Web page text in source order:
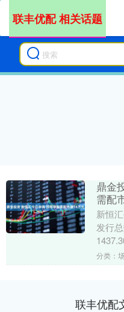
联丰优配 相关话题
鼎金
需配
新恒
发行
格
分类：
联丰优配